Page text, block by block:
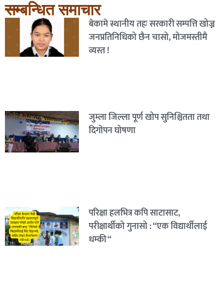
सम्बन्धित समाचार
बेकामे स्थानीय तहः सरकारी सम्पत्ति खोज्न
जनप्रतिनिधिको छैन चासो, मोजमस्तीमै
व्यस्त !
जुम्ला जिल्ला पूर्ण खोप सुनिश्चितता तथा
दिगोपन घोषणा
परिक्षा हलभित्र कपि साटासाट,
परीक्षार्थीको गुनासो : “एक विद्यार्थीलाई
धम्की “